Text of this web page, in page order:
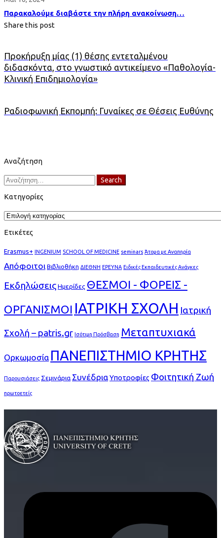
Παρακαλούμε διαβάστε την πλήρη ανακοίνωση…
Share this post
Προκήρυξη μίας (1) θέσης εντεταλμένου
διδασκόντα, στο γνωστικό αντικείμενο «Παθολογία-
Κλινική Επιδημιολογία»
Ραδιοφωνική Εκπομπή: Γυναίκες σε Θέσεις Ευθύνης
Αναζήτηση
Search
for:
Search
Κατηγορίες
Κατηγορίες
Ετικέτες
Erasmus+ INGENIUM SCHOOL OF MEDICINE seminars Άτομα με Αναπηρία
Απόφοιτοι Βιβλιοθήκη ΔΙΕΘΝΗ ΕΡΕΥΝΑ Ειδικές Εκπαιδευτικές Ανάγκες
ΕκδηλώσειςΗμερίδες ΘΕΣΜΟΙ - ΦΟΡΕΙΣ -
ΟΡΓΑΝΙΣΜΟΙ ΙΑΤΡΙΚΗ ΣΧΟΛΗ Ιατρική
Σχολή – patris.gr Ισότιμη Πρόσβαση Μεταπτυχιακά
Ορκωμοσία ΠΑΝΕΠΙΣΤΗΜΙΟ ΚΡΗΤΗΣ
Παρουσιάσεις Σεμινάρια ΣυνέδριαΥποτροφίες Φοιτητική Ζωή
πρωτοετείς